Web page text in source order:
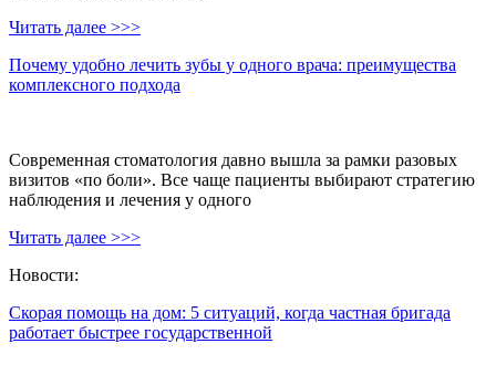
Читать далее >>>
Почему удобно лечить зубы у одного врача: преимущества
комплексного подхода
Современная стоматология давно вышла за рамки разовых
визитов «по боли». Все чаще пациенты выбирают стратегию
наблюдения и лечения у одного
Читать далее >>>
Новости:
Скорая помощь на дом: 5 ситуаций, когда частная бригада
работает быстрее государственной